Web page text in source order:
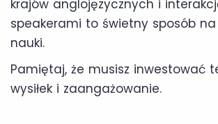
krajów anglojęzycznych i
speakerami to świetny sposób
nauki.
Pamiętaj, że musisz inwestować
wysiłek i zaangażowanie.